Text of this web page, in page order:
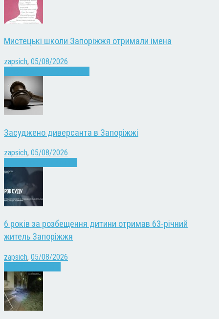
Мистецькі школи Запоріжжя отримали імена
zapsich, 05/08/2026
Засуджено диверсанта в Запоріжжі
zapsich, 05/08/2026
6 років за розбещення дитини отримав 63-річний
житель Запоріжжя
zapsich, 05/08/2026